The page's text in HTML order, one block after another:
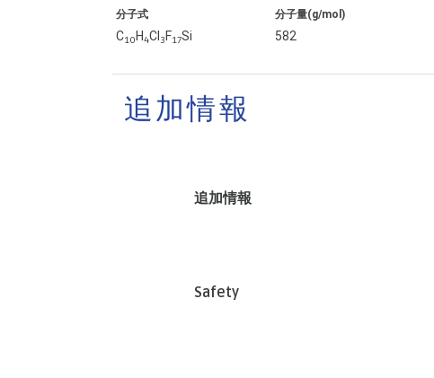
分子式
C10H4Cl 3F17Si
分子量(g/mol)
582
追加情報
追加情報
Safety